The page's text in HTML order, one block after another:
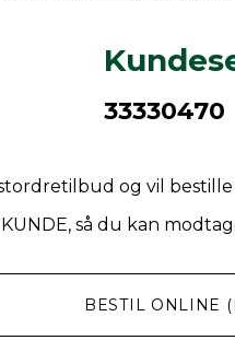
33330470
og vil
så du kan
BESTIL ONLINE